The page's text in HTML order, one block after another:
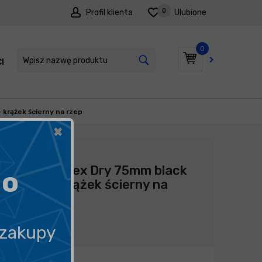
Profil klienta Ulubione
0
0
PROMOCJE
krążek ścierny na rzep
Producent: Kovax
Kovax Buflex Dry 75mm black
K3000 - krążek ścierny na
10,22 zł
×